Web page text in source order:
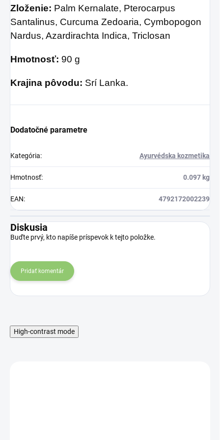
Zloženie: Palm Kernalate, Pterocarpus
Santalinus, Curcuma Zedoaria, Cymbopogon
Nardus, Azardirachta Indica, Triclosan
Hmotnosť: 90 g
Krajina pôvodu: Srí Lanka.
Dodatočné parametre
Kategória: Ayurvédska kozmetika
Hmotnosť: 0.097 kg
EAN: 4792172002239
Diskusia
Buďte prvý, kto napíše príspevok k tejto položke.
Pridať komentár
High-contrast mode